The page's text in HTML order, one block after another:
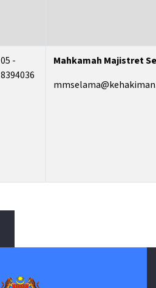
05 -
8394036
Mahkamah Majistret